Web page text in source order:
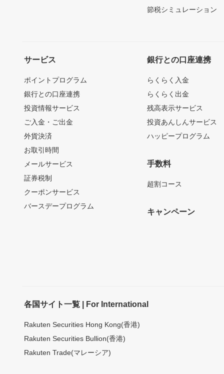
節税シミュレーション
サービス
ポイントプログラム
銀行との口座連携
投資情報サービス
ご入金・ご出金
外貨決済
お取引時間
メールサービス
証券税制
クーポンサービス
バースデープログラム
銀行との口座連携
らくらく入金
らくらく出金
残高表示サービス
投資あんしんサービス
ハッピープログラム
手数料
超割コース
キャンペーン
各国サイト一覧 | For International
Rakuten Securities Hong Kong(香港)
Rakuten Securities Bullion(香港)
Rakuten Trade(マレーシア)